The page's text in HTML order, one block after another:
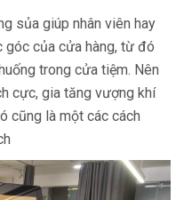
sủa giúp nhân viên hay
góc của cửa hàng, từ đó
trong cửa tiệm. Nên
cực, gia tăng vượng khí
cũng là một các cách